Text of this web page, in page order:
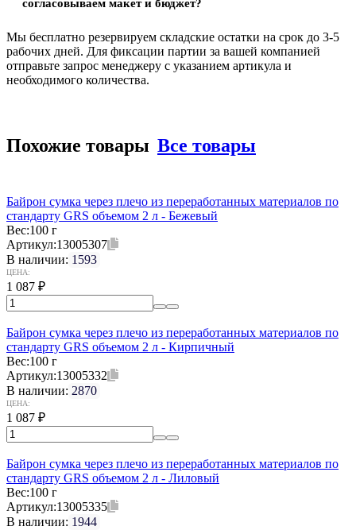
согласовываем макет и бюджет?
Мы бесплатно резервируем складские остатки на срок до 3-5
рабочих дней. Для фиксации партии за вашей компанией
отправьте запрос менеджеру с указанием артикула и
необходимого количества.
Похожие товары Все товары
Байрон сумка через плечо из переработанных материалов по
стандарту GRS объемом 2 л - Бежевый
Вес:100 г
Артикул:13005307
В наличии: 1593
ЦЕНА:
1 087 ₽
Байрон сумка через плечо из переработанных материалов по
стандарту GRS объемом 2 л - Кирпичный
Вес:100 г
Артикул:13005332
В наличии: 2870
ЦЕНА:
1 087 ₽
Байрон сумка через плечо из переработанных материалов по
стандарту GRS объемом 2 л - Лиловый
Вес:100 г
Артикул:13005335
В наличии: 1944